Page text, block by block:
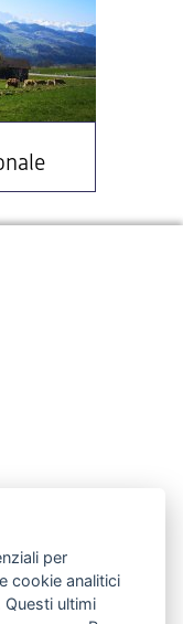
per
cookie analitici
ultimi